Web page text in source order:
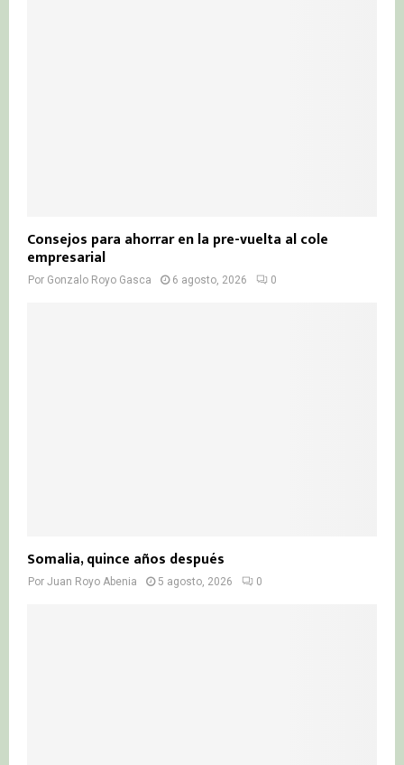
Consejos para ahorrar en la pre-vuelta al cole
empresarial
Por Gonzalo Royo Gasca 6 agosto, 2026 0
Somalia, quince años después
Por Juan Royo Abenia 5 agosto, 2026 0